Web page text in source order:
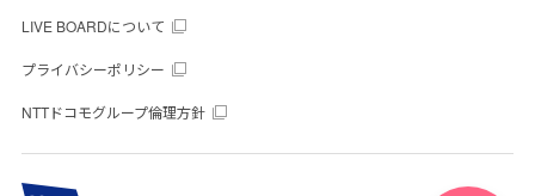
LIVE BOARDについて
プライバシーポリシー
NTTドコモグループ倫理方針